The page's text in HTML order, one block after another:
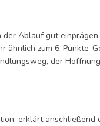
Ablauf gut
ähnlich zum 6-Punkte-
der
erklärt anschließend